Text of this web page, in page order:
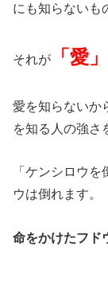
にも知らないも
それが 「愛」
愛を知らないか
を知る人の強さ
「ケンシロウ
ウは倒れます。
命をかけたフド